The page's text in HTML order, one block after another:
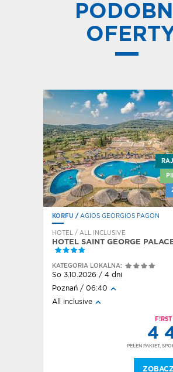
KORFU / AGIOS GEORGIOS PAGON
HOTEL / ALL INCLUSIVE
HOTEL SAINT GEORGE
KATEGORIA LOKALNA:
So 3.10.2026 / 4 dni
Poznań / 06:40
All inclusive
4
PEŁEN PAKIET,